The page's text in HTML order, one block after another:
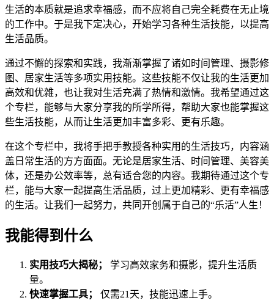
生活的本质就是追求幸福感，而不应将自己完全耗费在无止境
的工作中。于是我下定决心，开始学习各种生活技能，以提高
生活品质。
通过不懈的探索和实践，我渐渐掌握了诸如时间管理、摄影修
图、居家生活等多项实用技能。这些技能不仅让我的生活更加
高效和优雑，也让我对生活充满了热情和激情。我希望通过这
个专栏，能够与大家分享我的所学所得，帮助大家也能掌握这
些生活技能，从而让生活更加丰富多彩、更有乐趣。
在这个专栏中，我将手把手教授各种实用的生活技巧，内容涵
盖日常生活的方方面面。无论是居家生活、时间管理、美容美
体，还是办公效率等，总有适合您的内容。我期待通过这个专
栏，能与大家一起提高生活品质，过上更加精彩、更有幸福感
的生活。让我们一起努力，共同开创属于自己的“乐活”人生！
我能得到什么
实用技巧大揭秘；
学习高效家务和摄影，提升生活质
量。
快速掌握工具；
仅需21天，技能迅速上手。